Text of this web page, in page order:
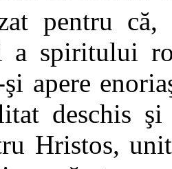
pentru că,
a spiritului
apere
deschis şi
Hristos,